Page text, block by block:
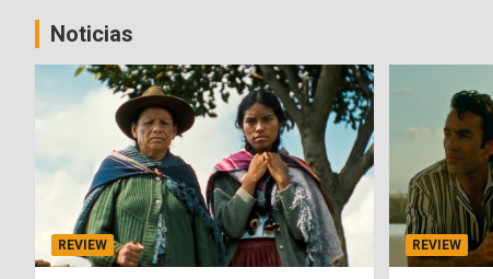
entradas
Noticias
REVIEW REVIEW